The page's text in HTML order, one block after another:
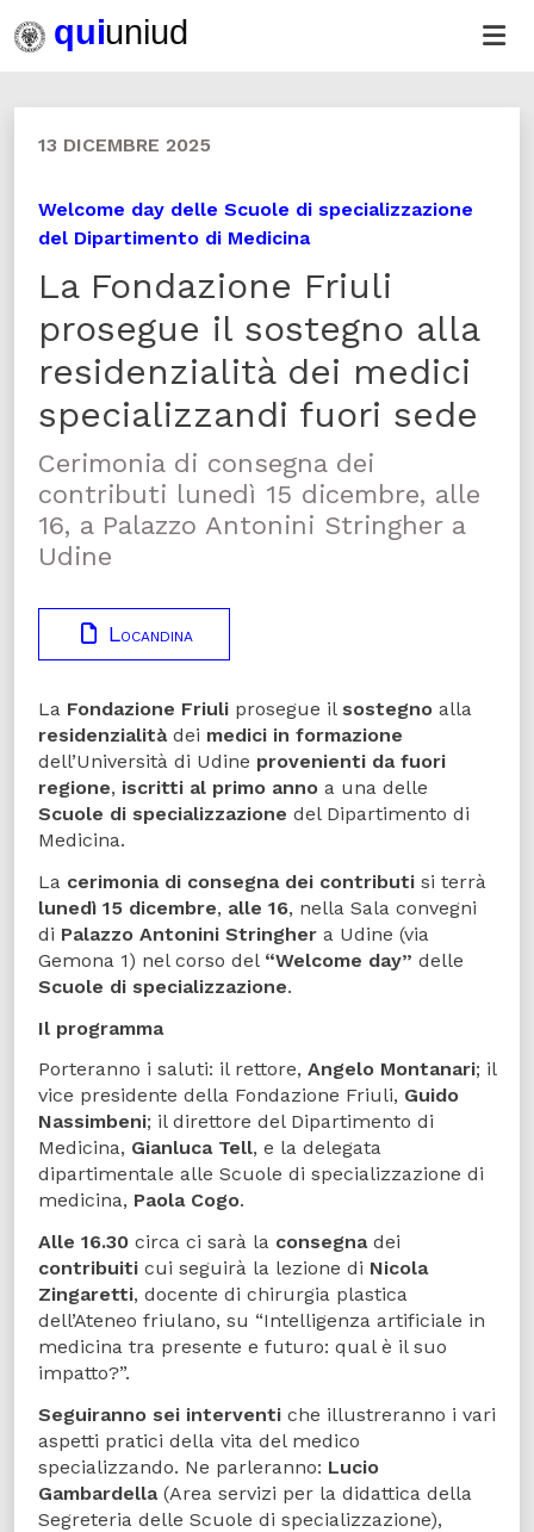
13 DICEMBRE 2025
Welcome day delle Scuole di specializzazione
del Dipartimento di Medicina
La Fondazione Friuli
prosegue il sostegno alla
residenzialità dei medici
specializzandi fuori sede
Cerimonia di consegna dei
contributi lunedì 15 dicembre, alle
16, a Palazzo Antonini Stringher a
Udine
Locandina
La Fondazione Friuli prosegue il sostegno alla
residenzialitàdei medici in formazione
dell’Università di Udine provenienti da fuori
regione, iscritti al primo anno a una delle
Scuole di specializzazione del Dipartimento di
Medicina.
La cerimonia di consegna dei contributi si terrà
lunedì 15 dicembre, alle 16, nella Sala convegni
di Palazzo Antonini Stringher a Udine (via
Gemona 1) nel corso del “Welcome day” delle
Scuole di specializzazione.
Il programma
Porteranno i saluti: il rettore, Angelo Montanari; il
vice presidente della Fondazione Friuli, Guido
Nassimbeni; il direttore del Dipartimento di
Medicina, Gianluca Tell, e la delegata
dipartimentale alle Scuole di specializzazione di
medicina, Paola Cogo.
Alle 16.30 circa ci sarà la consegnadei
contribuiti cui seguirà la lezione di Nicola
Zingaretti, docente di chirurgia plastica
dell’Ateneo friulano, su “Intelligenza artificiale in
medicina tra presente e futuro: qual è il suo
impatto?”.
Seguiranno sei interventi che illustreranno i vari
aspetti pratici della vita del medico
specializzando. Ne parleranno: Lucio
Gambardella(Area servizi per la didattica della
Segreteria delle Scuole di specializzazione),